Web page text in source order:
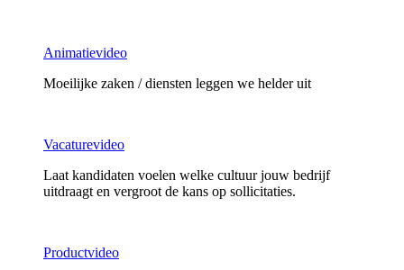
Animatievideo
Moeilijke zaken / diensten leggen we helder uit
Vacaturevideo
Laat kandidaten voelen welke cultuur jouw bedrijf
uitdraagt en vergroot de kans op sollicitaties.
Productvideo